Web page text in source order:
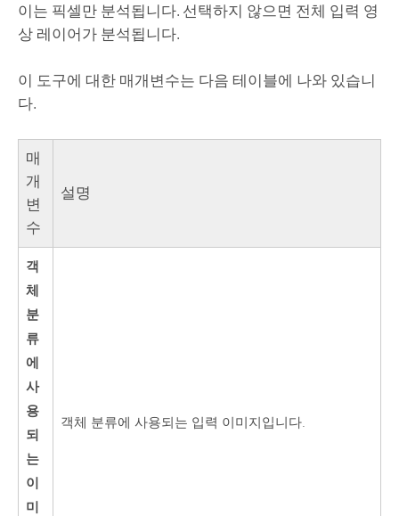
이는 픽셀만 분석됩니다. 선택하지 않으면 전체 입력 영
상 레이어가 분석됩니다.
이 도구에 대한 매개변수는 다음 테이블에 나와 있습니
다.
매
개
변
수
설명
객
체
분
류
에
사
용
되
는
이
미
객체 분류에 사용되는 입력 이미지입니다.